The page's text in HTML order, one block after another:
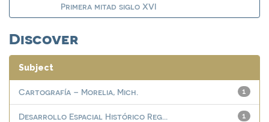
Primera mitad siglo XVI
Discover
Subject
1
Cartografía – Morelia, Mich.
1
Desarrollo Espacial Histórico Reg...